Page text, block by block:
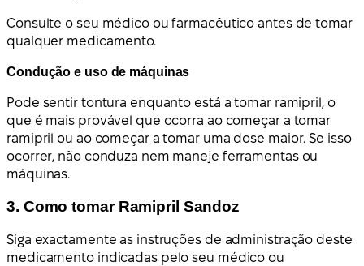
Consulte o seu médico ou farmacêutico antes de tomar
qualquer medicamento.
Condução e uso de máquinas
Pode sentir tontura enquanto está a tomar ramipril, o
que é mais provável que ocorra ao começar a tomar
ramipril ou ao começar a tomar uma dose maior. Se isso
ocorrer, não conduza nem maneje ferramentas ou
máquinas.
3. Como tomar Ramipril Sandoz
Siga exactamente as instruções de administração deste
medicamento indicadas pelo seu médico ou